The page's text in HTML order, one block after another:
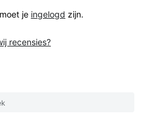
je ingelogd zijn.
recensies?